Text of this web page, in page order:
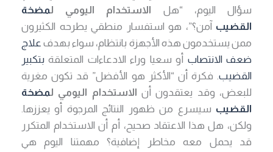
سؤال اليوم، “هل الاستخدام اليومي لمضخة
القضيب آمن؟”، هو استفسار منطقي يطرحه الكثيرون
ممن يستخدمون هذه الأجهزة بانتظام، سواء بهدف علاج
ضعف الانتصاب أو سعيا وراء الادعاءات المتعلقة بتكبير
القضيب. فكرة أن “الأكثر هو الأفضل” قد تكون مغرية
للبعض، وقد يعتقدون أن الاستخدام اليومي لمضخة
القضيب سيسرع من ظهور النتائج المرجوة أو يعززها.
ولكن، هل هذا الاعتقاد صحيح، أم أن الاستخدام المتكرر
قد يحمل معه مخاطر إضافية؟ مهمتنا اليوم هي